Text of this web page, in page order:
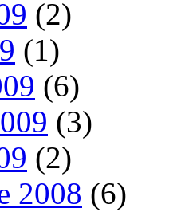
(2)
(1)
(6)
(3)
(2)
2008 (6)